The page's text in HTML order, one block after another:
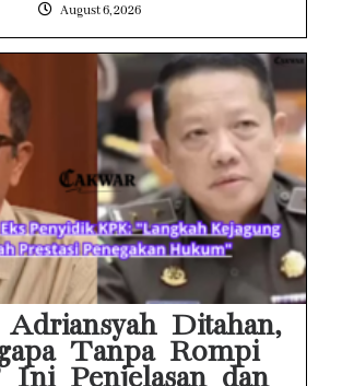
August 6, 2026
Adriansyah Ditahan,
Tanpa Rompi
Ini Penjelasan dan